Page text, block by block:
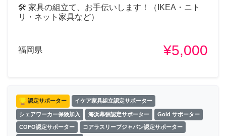
🛠 家具の組立て、お手伝いします！（IKEA・ニト
リ・ネット家具など）
福岡県 ¥5,000
認定サポーター イケア家具組立認定サポーター
シェアワーカー保険加入 海浜幕張認定サポーター Gold サポーター
COFO認定サポーター コアラスリープジャパン認定サポーター